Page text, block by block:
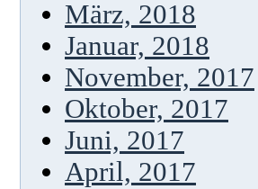
März, 2018
Januar, 2018
November, 2017
Oktober, 2017
Juni, 2017
April, 2017